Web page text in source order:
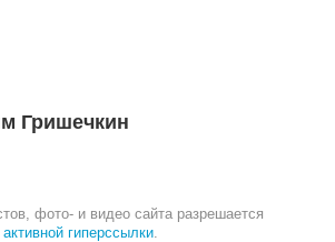
Гришечкин
фото- и видео сайта разрешается
активной гиперссылки